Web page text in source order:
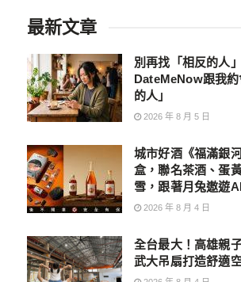
最新文章
別再找「相反的人
DateMeNow跟我
的人」
2026 年 8 月 5 日
城市好酒《福滿銀
盒，聯名茶酒、蛋
雪，跟著月兔遨遊
2026 年 8 月 4 日
全台最大！高雄親
武大吊扇打造舒適